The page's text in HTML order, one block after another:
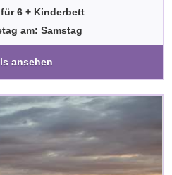
6 + Kinderbett
am: Samstag
ansehen